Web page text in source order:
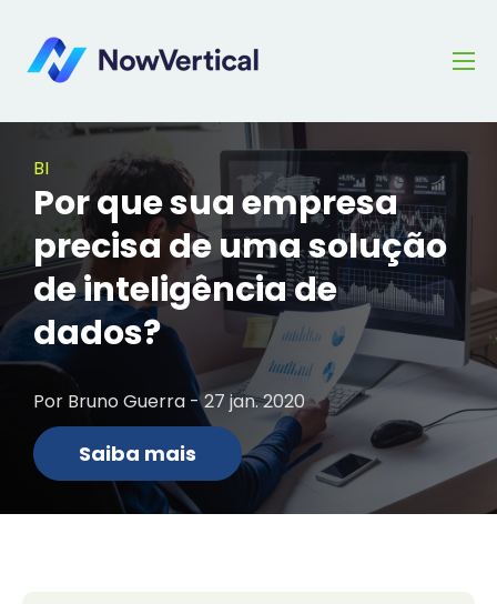
BI
Por que sua empresa
precisa de uma solução
de inteligência de
dados?
Por Bruno Guerra - 27 jan. 2020
Saiba mais